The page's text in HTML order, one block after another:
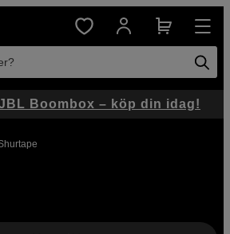
Boombox – köp din idag!